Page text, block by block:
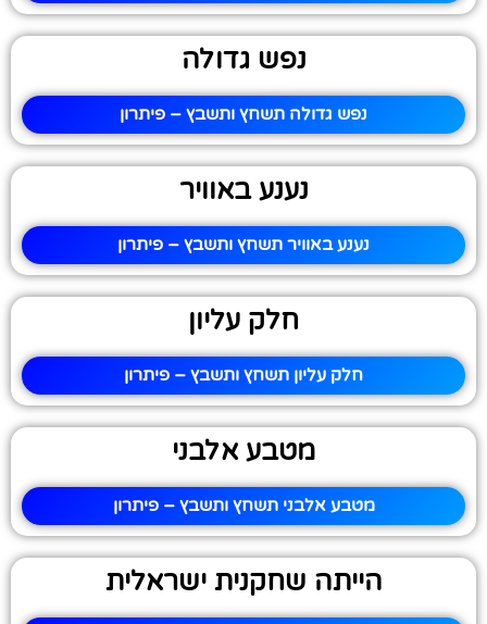
נפש גדולה
נפש גדולה תשחץ ותשבץ – פיתרון
נענע באוויר
נענע באוויר תשחץ ותשבץ – פיתרון
חלק עליון
חלק עליון תשחץ ותשבץ – פיתרון
מטבע אלבני
מטבע אלבני תשחץ ותשבץ – פיתרון
הייתה שחקנית ישראלית